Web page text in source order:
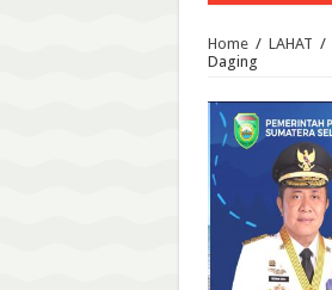
Home / LAHAT /
Daging